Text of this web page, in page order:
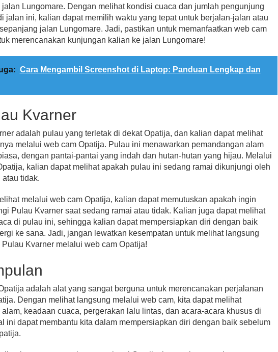
Lungomare. Dengan melihat kondisi cuaca dan jumlah pengunjung
jalan ini, kalian dapat memilih waktu yang tepat untuk berjalan-jalan atau
jalan Lungomare. Jadi, pastikan untuk memanfaatkan web cam
merencanakan kunjungan kalian ke jalan Lungomare!
Cara Mengambil Screenshot di Laptop: Panduan Lengkap dan
Kvarner
adalah pulau yang terletak di dekat Opatija, dan kalian dapat melihat
melalui web cam Opatija. Pulau ini menawarkan pemandangan alam
dengan pantai-pantai yang indah dan hutan-hutan yang hijau. Melalui
kalian dapat melihat apakah pulau ini sedang ramai dikunjungi oleh
tidak.
melalui web cam Opatija, kalian dapat memutuskan apakah ingin
Pulau Kvarner saat sedang ramai atau tidak. Kalian juga dapat melihat
di pulau ini, sehingga kalian dapat mempersiapkan diri dengan baik
ke sana. Jadi, jangan lewatkan kesempatan untuk melihat langsung
Pulau Kvarner melalui web cam Opatija!
adalah alat yang sangat berguna untuk merencanakan perjalanan
Dengan melihat langsung melalui web cam, kita dapat melihat
alam, keadaan cuaca, pergerakan lalu lintas, dan acara-acara khusus di
ini dapat membantu kita dalam mempersiapkan diri dengan baik sebelum